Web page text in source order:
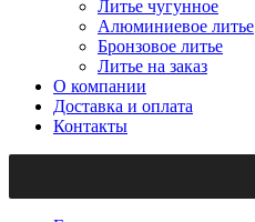
Литье чугунное
Алюминиевое литье
Бронзовое литье
Литье на заказ
О компании
Доставка и оплата
Контакты